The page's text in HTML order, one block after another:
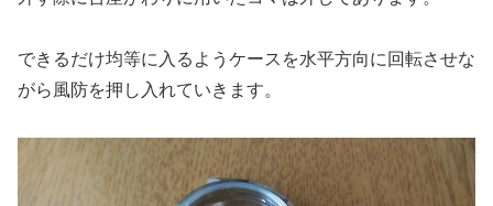
できるだけ均等に入るようケースを水平方向に回転させな
がら風防を押し入れていきます。